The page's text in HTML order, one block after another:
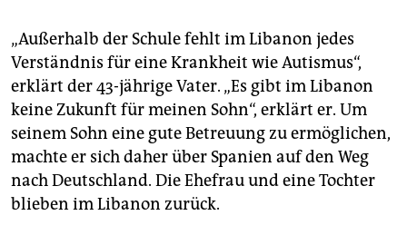
„Außerhalb der Schule fehlt im Libanon jedes
Verständnis für eine Krankheit wie Autismus“,
erklärt der 43-jährige Vater. „Es gibt im Libanon
keine Zukunft für meinen Sohn“, erklärt er. Um
seinem Sohn eine gute Betreuung zu ermöglichen,
machte er sich daher über Spanien auf den Weg
nach Deutschland. Die Ehefrau und eine Tochter
blieben im Libanon zurück.